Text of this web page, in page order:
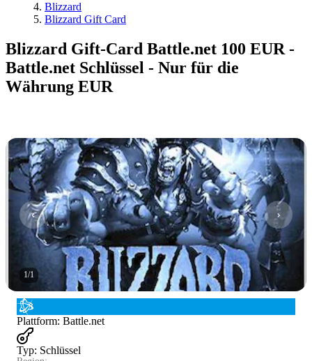
Blizzard
Blizzard Gift Card
Blizzard Gift-Card Battle.net 100 EUR -
Battle.net Schlüssel - Nur für die
Währung EUR
1/1
Plattform: Battle.net
Typ: Schlüssel